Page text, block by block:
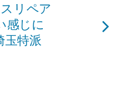
リペア
感じに
玉特派